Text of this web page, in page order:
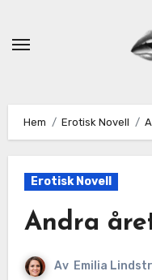
innehåll
Hem Erotisk Novell
Erotisk Novell
Andra
Av Emilia